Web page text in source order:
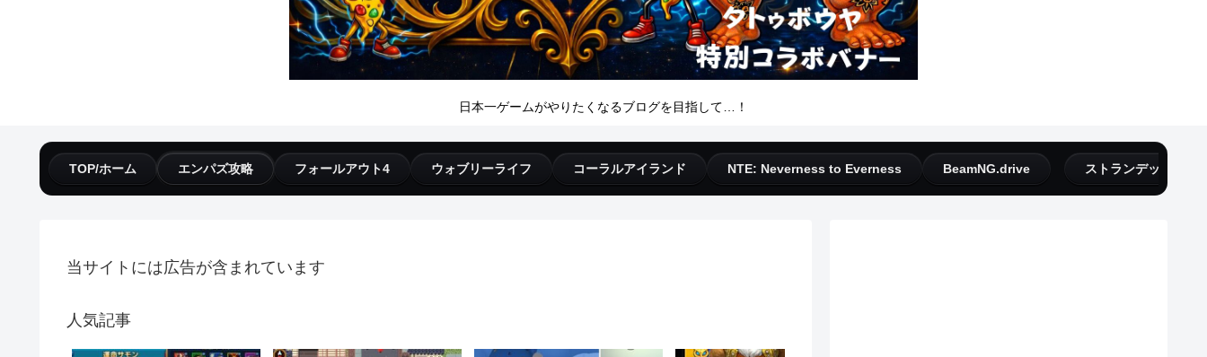
日本一ゲームがやりたくなるブログを目指して…！
TOP/ホーム エンパズ攻略 フォールアウト4 ウォブリーライフ コーラルアイランド NTE: Neverness to Everness BeamNG.drive ストランデッドディ
当サイトには広告が含まれています
人気記事